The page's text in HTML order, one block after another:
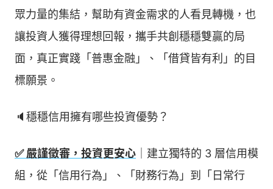
眾力量的集結，幫助有資金需求的人看見轉機，也
讓投資人獲得理想回報，攜手共創穩穩雙贏的局
面，真正實踐「普惠金融」、「借貸皆有利」的目
標願景。
🔈穩穩信用擁有哪些投資優勢？
✅ 嚴謹徵審，投資更安心 ｜建立獨特的 3 層信用模
組，從「信用行為」、「財務行為」到「日常行